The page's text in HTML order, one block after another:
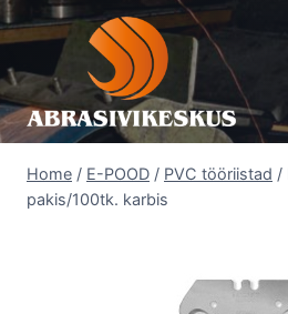
Skip
to
content
Home / E-POOD / PVC tööriistad /
pakis/100tk. karbis